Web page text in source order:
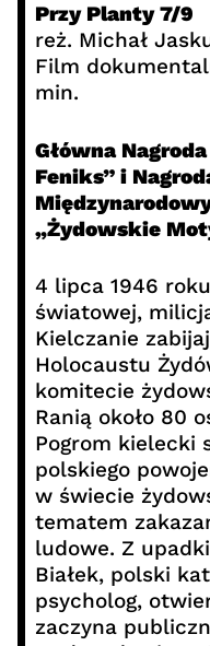
Przy Planty 7/9
reż. Michał
Film
min.
Główna
Feniks” i
„Żydowskie
4 lipca 1946
światowej,
Kielczanie
Holocaustu
komitecie
Ranią około 80
Pogrom kielecki
polskiego
w świecie
tematem
ludowe. Z
Białek, polski
psycholog,
zaczyna